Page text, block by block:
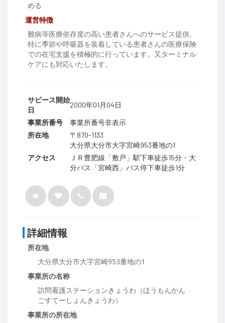
める
運営特徴
難病等医療依存度の高い患者さんへのサービス提供、
特に季節や呼吸器を装着している患者さんの医療保険
での在宅支援を積極的に行っています。又ターミナル
ケアにも対応いたします。
サビース開始
日
2000年01月04日
事業所番号
事業所番号非表示
所在地
〒870-1133
大分県大分市大字宮崎953番地の1
アクセス
ＪＲ豊肥線「敷戸」駅下車徒歩15分・大
分バス「宮崎西」バス停下車徒歩1分
詳細情報
所在地
大分県大分市大字宮崎953番地の1
事業所の名称
訪問看護ステーションきょうわ（ほうもんかん
ごすてーしょんきょうわ）
事業所の所在地